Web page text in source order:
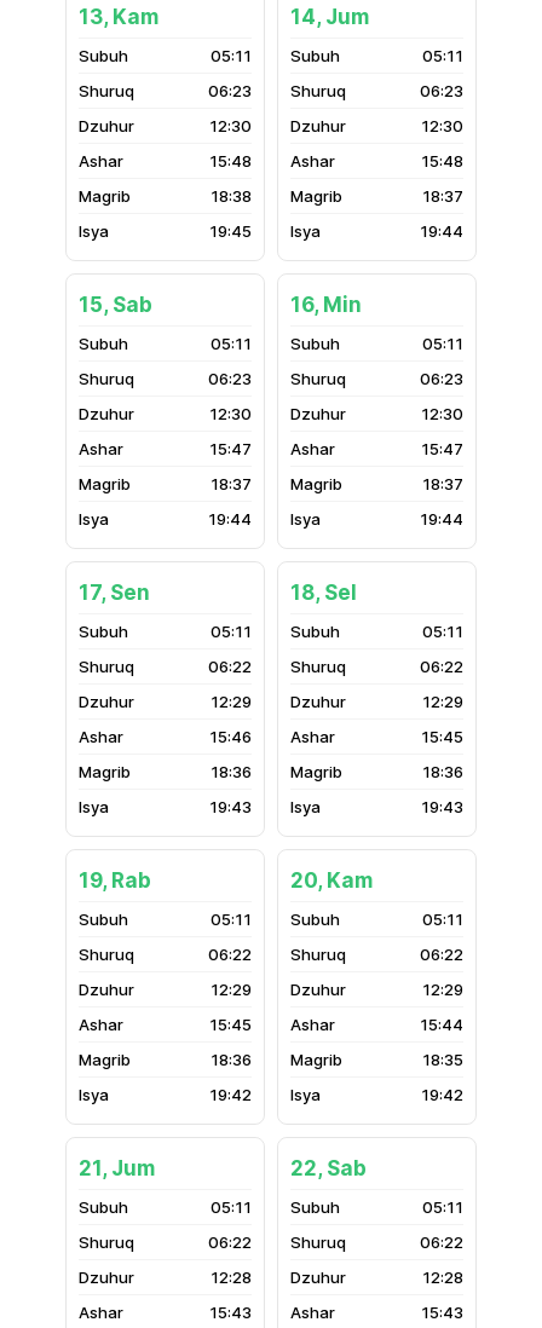
13, Kam
05:11
06:23
12:30
15:48
18:38
19:45
14, Jum
05:11
06:23
12:30
15:48
18:37
19:44
15, Sab
05:11
06:23
12:30
15:47
18:37
19:44
16, Min
05:11
06:23
12:30
15:47
18:37
19:44
17, Sen
05:11
06:22
12:29
15:46
18:36
19:43
18, Sel
05:11
06:22
12:29
15:45
18:36
19:43
19, Rab
05:11
06:22
12:29
15:45
18:36
19:42
20, Kam
05:11
06:22
12:29
15:44
18:35
19:42
21, Jum
05:11
06:22
12:28
15:43
22, Sab
05:11
06:22
12:28
15:43